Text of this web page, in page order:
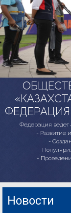
Федерация ведет
- Развитие
-
-
-
Новости